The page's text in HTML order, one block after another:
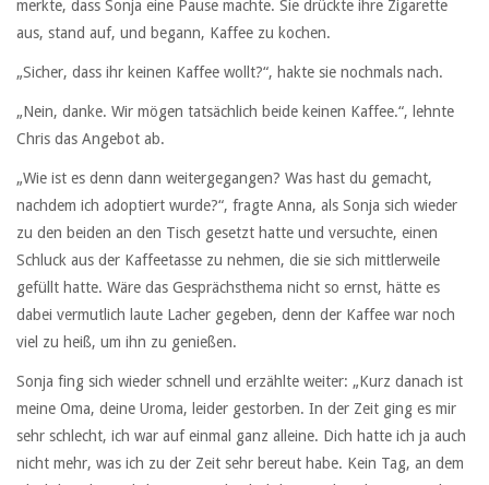
merkte, dass Sonja eine Pause machte. Sie drückte ihre Zigarette
aus, stand auf, und begann, Kaffee zu kochen.
„Sicher, dass ihr keinen Kaffee wollt?“, hakte sie nochmals nach.
„Nein, danke. Wir mögen tatsächlich beide keinen Kaffee.“, lehnte
Chris das Angebot ab.
„Wie ist es denn dann weitergegangen? Was hast du gemacht,
nachdem ich adoptiert wurde?“, fragte Anna, als Sonja sich wieder
zu den beiden an den Tisch gesetzt hatte und versuchte, einen
Schluck aus der Kaffeetasse zu nehmen, die sie sich mittlerweile
gefüllt hatte. Wäre das Gesprächsthema nicht so ernst, hätte es
dabei vermutlich laute Lacher gegeben, denn der Kaffee war noch
viel zu heiß, um ihn zu genießen.
Sonja fing sich wieder schnell und erzählte weiter: „Kurz danach ist
meine Oma, deine Uroma, leider gestorben. In der Zeit ging es mir
sehr schlecht, ich war auf einmal ganz alleine. Dich hatte ich ja auch
nicht mehr, was ich zu der Zeit sehr bereut habe. Kein Tag, an dem